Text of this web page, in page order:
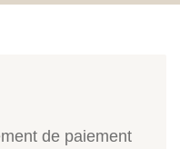
de paiement